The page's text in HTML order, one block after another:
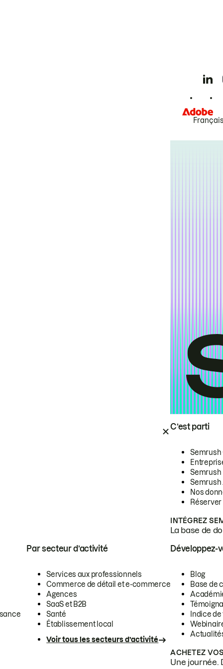
C’est parti
Semrush
Semrush
Semrush
Nos
INTÉGREZ
La base de
Par secteur d’activité
Services aux professionnels
Commerce de détail et e-commerce
Agences
SaaS et B2B
Santé
Établissement local
Voir tous les secteurs d’activité
Développez-
Blog
Base de
Indice
ACHETEZ
Une journée.